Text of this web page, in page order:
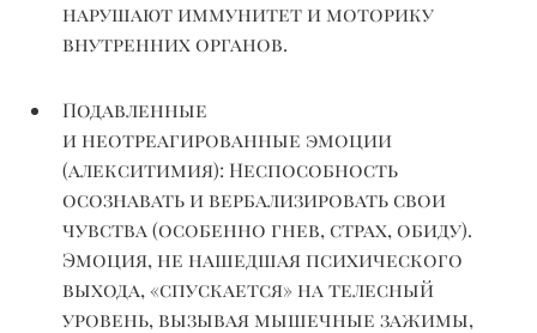
нарушают иммунитет и моторику
внутренних органов.
Подавленные
инеотреагированные эмоции
(алекситимия): Неспособность
осознавать и вербализировать свои
чувства (особенно гнев, страх, обиду).
Эмоция, не нашедшая психического
выхода, «спускается» на телесный
уровень, вызывая мышечные зажимы,